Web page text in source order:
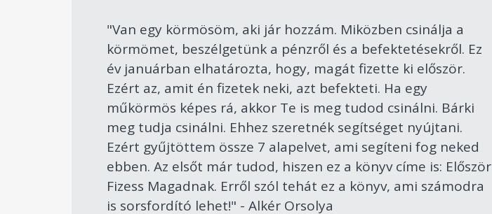
"Van egy körmösöm, aki jár hozzám. Miközben csinálja a
körmömet, beszélgetünk a pénzről és a befektetésekről. Ez
év januárban elhatározta, hogy, magát fizette ki először.
Ezért az, amit én fizetek neki, azt befekteti. Ha egy
műkörmös képes rá, akkor Te is meg tudod csinálni. Bárki
meg tudja csinálni. Ehhez szeretnék segítséget nyújtani.
Ezért gyűjtöttem össze 7 alapelvet, ami segíteni fog neked
ebben. Az elsőt már tudod, hiszen ez a könyv címe is: Először
Fizess Magadnak. Erről szól tehát ez a könyv, ami számodra
is sorsfordító lehet!" - Alkér Orsolya